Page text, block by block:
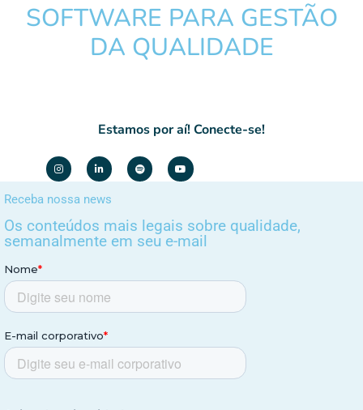
SOFTWARE PARA GESTÃO
DA QUALIDADE
Estamos por aí! Conecte-se!
Receba nossa news
Os conteúdos mais legais sobre qualidade,
semanalmente em seu e-mail